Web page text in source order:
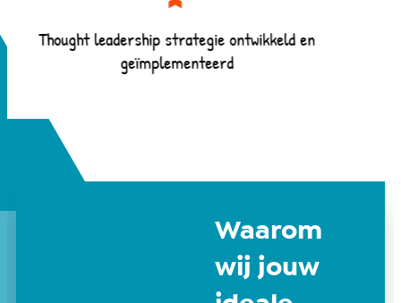
Thought leadership strategie ontwikkeld en
geïmplementeerd
Waarom
wij jouw